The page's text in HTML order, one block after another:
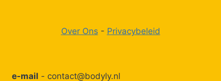
Over Ons - Privacybeleid
e-mail - contact@bodyly.nl